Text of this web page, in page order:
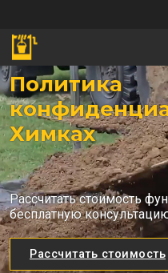
Политика
Химках
Рассчитать стоимость
бесплатную
Рассчитать стоимость